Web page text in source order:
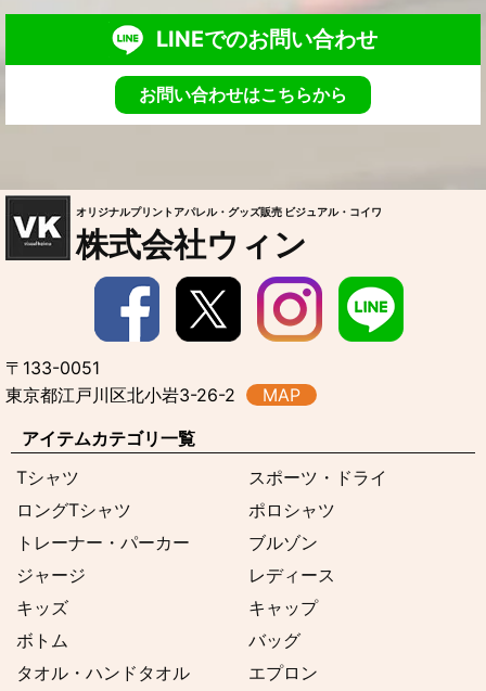
LINEでのお問い合わせ
お問い合わせはこちらから
オリジナルプリントアパレル・グッズ販売 ビジュアル・コイワ
株式会社ウィン
〒133-0051
東京都江戸川区北小岩3-26-2
MAP
アイテムカテゴリ一覧
Tシャツ
スポーツ・ドライ
ロングTシャツ
ポロシャツ
トレーナー・パーカー
ブルゾン
ジャージ
レディース
キッズ
キャップ
ボトム
バッグ
タオル・ハンドタオル
エプロン